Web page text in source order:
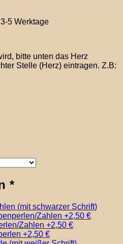
5 Werktage
bitte unten das Herz
Stelle (Herz) eintragen. Z.B:
*